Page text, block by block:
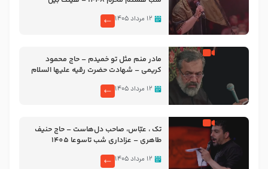
۱۲ مرداد ۱۴۰۵
مادر منم مثل تو خمیدم – حاج محمود
کریمی – شهادت حضرت رقیه علیها السلام
۱۲ مرداد ۱۴۰۵
تک ، عبّاس، صاحب دل‌هاست – حاج حنیف
طاهری – عزاداری شب تاسوعا 1405
۱۲ مرداد ۱۴۰۵